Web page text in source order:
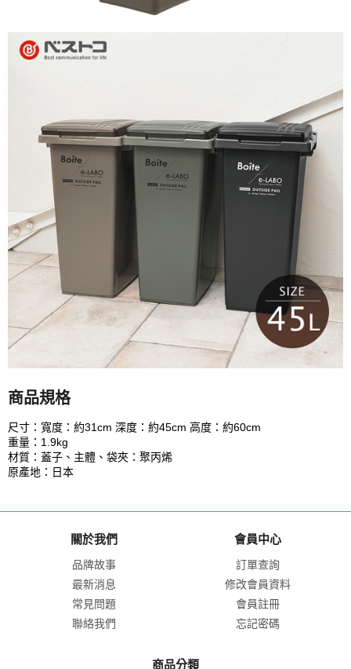
商品規格
尺寸：寬度：約31cm 深度：約45cm 高度：約60cm
重量：1.9kg
材質：蓋子、主體、袋夾：聚丙烯
原產地：日本
關於我們
品牌故事
最新消息
常見問題
聯絡我們
會員中心
訂單查詢
修改會員資料
會員註冊
忘記密碼
商品分類